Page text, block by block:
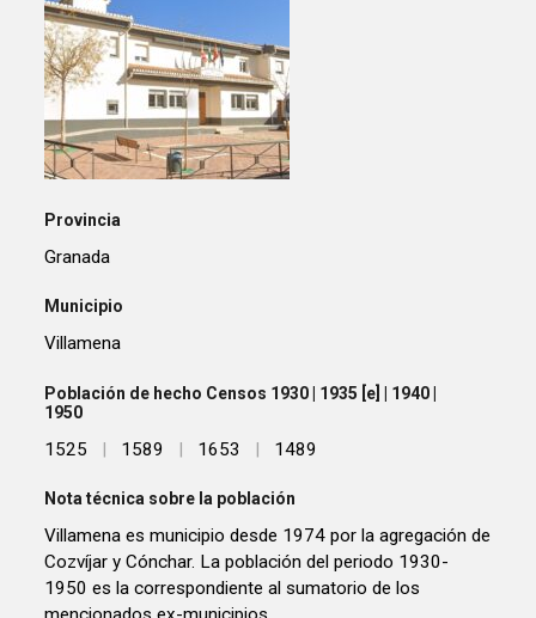
Provincia
Granada
Municipio
Villamena
Población de hecho Censos 1930 | 1935 [e] | 1940 |
1950
1525 | 1589 | 1653 | 1489
Nota técnica sobre la población
Villamena es municipio desde 1974 por la agregación de
Cozvíjar y Cónchar. La población del periodo 1930-
1950 es la correspondiente al sumatorio de los